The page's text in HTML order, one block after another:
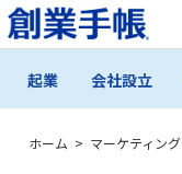
起業 会社設立
ホーム > マーケティング